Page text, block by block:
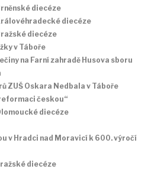
diecéze
diecéze
diecéze
v Táboře
na Farní zahradě Husova sboru
ZUŠ Oskara Nedbala v Táboře
českou“
diecéze
v Hradci nad Moravicí k 600. výročí
diecéze